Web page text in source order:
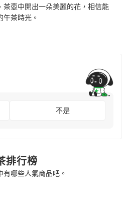
壺中開出一朵美麗的花，相信能
茶時光。
不是
排行榜
哪些人氣商品吧。